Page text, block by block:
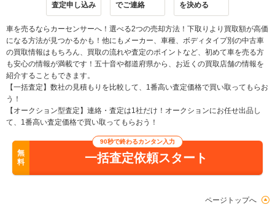
査定申し込み
でご連絡
を決める
車を売るならカーセンサーへ！選べる2つの売却方法！下取りより買取額が高価
になる方法が見つかるかも！他にもメーカー、車種、ボディタイプ別の中古車
の買取情報はもちろん、買取の流れや査定のポイントなど、初めて車を売る方
も安心の情報が満載です！五十音や都道府県から、お近くの買取店舗の情報を
紹介することもできます。
【一括査定】数社の見積もりを比較して、1番高い査定価格で買い取ってもらお
う！
【オークション型査定】連絡・査定は1社だけ！オークションにお任せ出品し
て、1番高い査定価格で買い取ってもらおう！
無
料
90秒で終わるカンタン入力
一括査定依頼スタート
ページトップへ